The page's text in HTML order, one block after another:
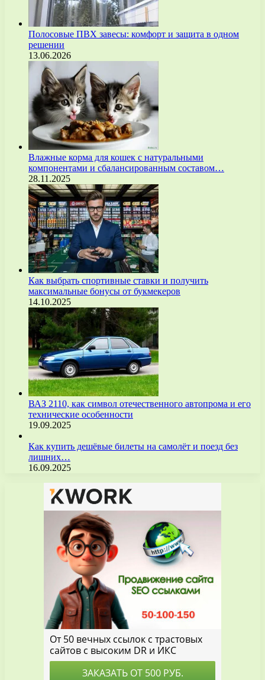
Полосовые ПВХ завесы: комфорт и защита в одном
решении
13.06.2026
Влажные корма для кошек с натуральными
компонентами и сбалансированным составом…
28.11.2025
Как выбрать спортивные ставки и получить
максимальные бонусы от букмекеров
14.10.2025
ВАЗ 2110, как символ отечественного автопрома и его
технические особенности
19.09.2025
Как купить дешёвые билеты на самолёт и поезд без
лишних…
16.09.2025